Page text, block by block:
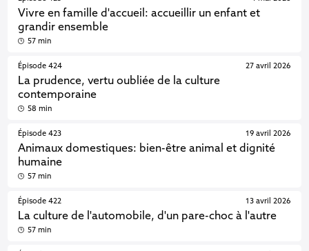
Vivre en famille d'accueil: accueillir un enfant et
grandir ensemble
57 min
Épisode 424
La prudence, vertu oubliée de la culture
contemporaine
27 avril 2026
58 min
Épisode 423
Animaux domestiques: bien-être animal et dignité
humaine
19 avril 2026
57 min
Épisode 422
La culture de l'automobile, d'un pare-choc à l'autre
13 avril 2026
57 min